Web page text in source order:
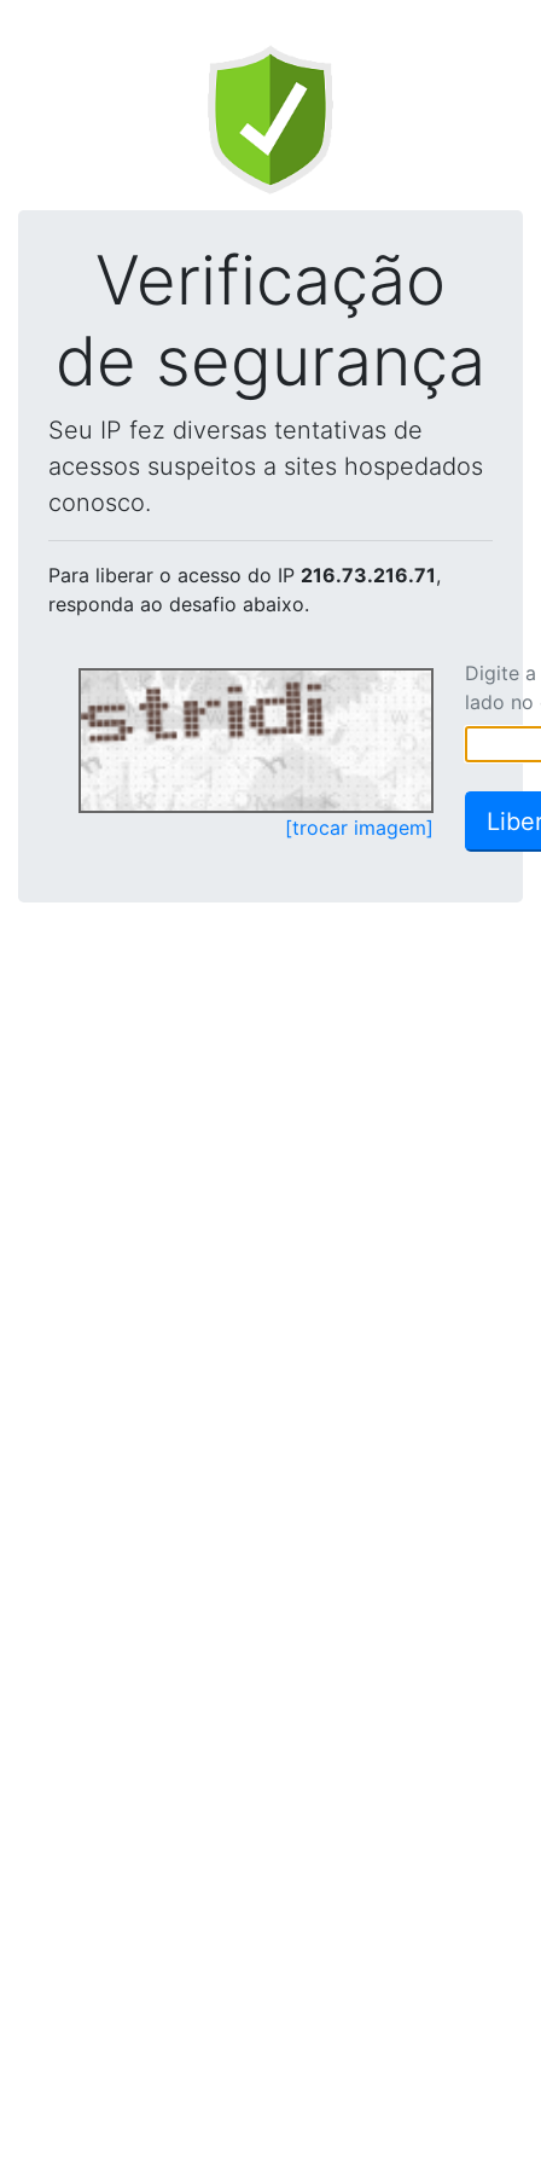
Verificação
de segurança
Seu IP fez diversas tentativas de
acessos suspeitos a sites hospedados
conosco.
Para liberar o acesso do IP 216.73.216.71,
responda ao desafio abaixo.
[trocar imagem]
Digite
lado no